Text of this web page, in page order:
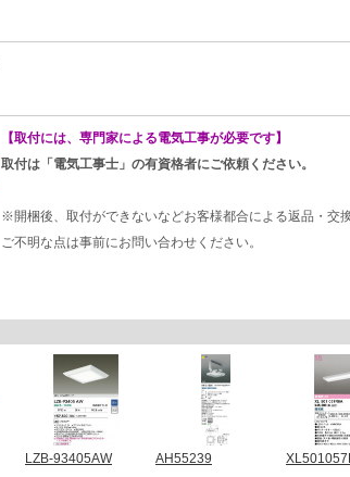
【取付には、専門家による電気工事が必要です】
取付は「電気工事士」の有資格者にご依頼ください。
※開梱後、取付ができないなどお客様都合による返品・交
ご不明な点は事前にお問い合わせください。
LZB-93405AW AH55239